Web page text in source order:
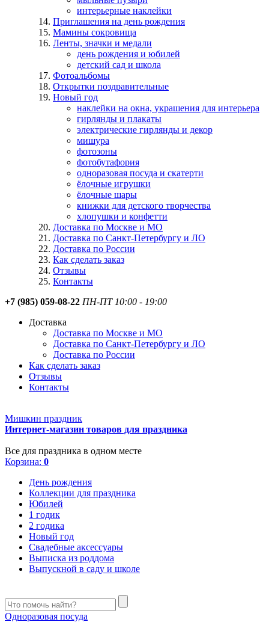
интерьерные наклейки
Приглашения на день рождения
Мамины сокровища
Ленты, значки и медали
день рождения и юбилей
детский сад и школа
Фотоальбомы
Открытки поздравительные
Новый год
наклейки на окна, украшения для интерьера
гирлянды и плакаты
электрические гирлянды и декор
мишура
фотозоны
фотобутафория
одноразовая посуда и скатерти
ёлочные игрушки
ёлочные шары
книжки для детского творчества
хлопушки и конфетти
Доставка по Москве и МО
Доставка по Санкт-Петербургу и ЛО
Доставка по России
Как сделать заказ
Отзывы
Контакты
+7 (985) 059-08-22 ПН-ПТ 10:00 - 19:00
Доставка
Доставка по Москве и МО
Доставка по Санкт-Петербургу и ЛО
Доставка по России
Как сделать заказ
Отзывы
Контакты
Мишкин праздник
Интернет-магазин товаров для праздника
Все для праздника в одном месте
Корзина: 0
День рождения
Коллекции для праздника
Юбилей
1 годик
2 годика
Новый год
Свадебные аксессуары
Выписка из роддома
Выпускной в саду и школе
Одноразовая посуда